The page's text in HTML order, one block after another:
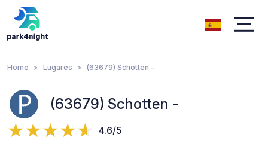
Home Lugares (63679) Schotten -
(63679) Schotten -
4.6/5